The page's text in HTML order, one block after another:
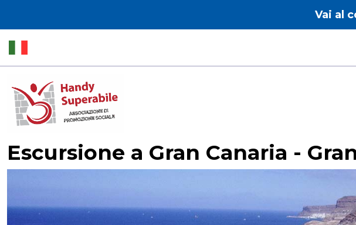
Vai al
Escursione a Gran Canaria -